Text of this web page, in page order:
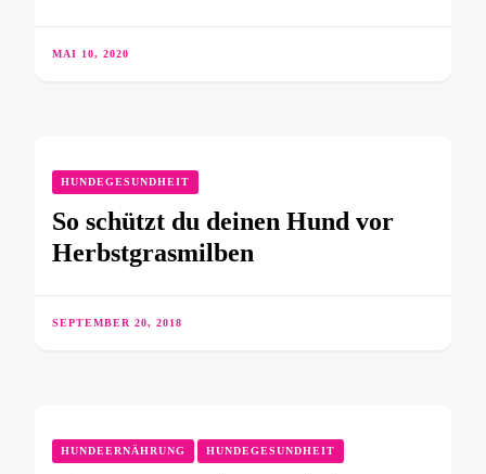
MAI 10, 2020
HUNDEGESUNDHEIT
So schützt du deinen Hund vor
Herbstgrasmilben
SEPTEMBER 20, 2018
HUNDEERNÄHRUNG HUNDEGESUNDHEIT